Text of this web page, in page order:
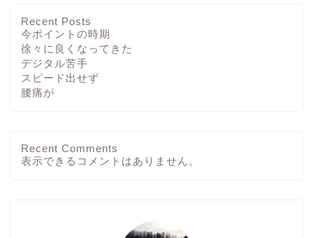
Recent Posts
今ポイントの時期
徐々に良くなってきた
デジタル苦手
スピード出せず
腰痛が
Recent Comments
表示できるコメントはありません。